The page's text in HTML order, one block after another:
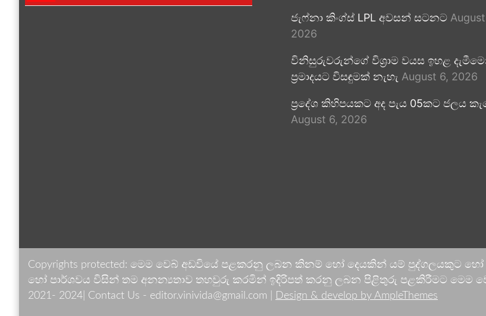
ජැෆ්නා කිංග්ස් LPL අවසන් සටනට
2026
විනිසුරුවරුන්ගේ විශ්‍රාම වයස ඉහළ
ප්‍රමාදයට විසඳුමක් නැහැ August 6, 2026
ප්‍රදේශ කිහිපයකට අද පැය 05කට ජලය
August 6, 2026
Copyrights protected: මෙම වෙබ් අඩවියේ පළකරනු ලබන කිනම් හෝ දෙයකින් යම් පුද්ගලයකුට
හෝ පාර්ශවය විසින් තම අනන්‍යතාව තහවුරු කරමින් ඉදිරිපත් කරනු ලබන පිළිතුරු පළකිරීමට මෙම වෙබ්
2021- 2024| Contact Us - editor.vinivida@gmail.com |
Design & develop by AmpleThemes